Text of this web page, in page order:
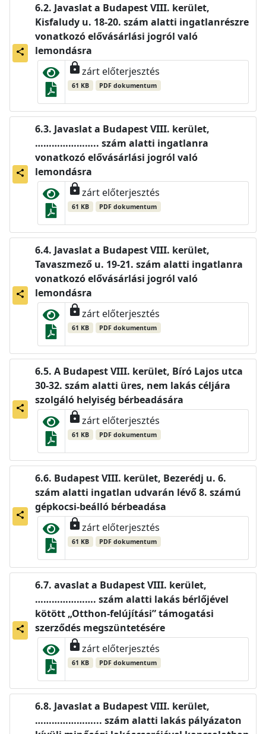
share
Javaslat a Budapest VIII. kerület,
Kisfaludy u. 18-20. szám alatti ingatlanrészre
vonatkozó elővásárlási jogról való
lemondásra
lockzárt előterjesztés
61 KB PDF dokumentum
share
Javaslat a Budapest VIII. kerület,
………………….. szám alatti ingatlanra
vonatkozó elővásárlási jogról való
lemondásra
lockzárt előterjesztés
61 KB PDF dokumentum
share
Javaslat a Budapest VIII. kerület,
Tavaszmező u. 19-21. szám alatti ingatlanra
vonatkozó elővásárlási jogról való
lemondásra
lockzárt előterjesztés
61 KB PDF dokumentum
share
A Budapest VIII. kerület, Bíró Lajos utca
30-32. szám alatti üres, nem lakás céljára
szolgáló helyiség bérbeadására
lockzárt előterjesztés
61 KB PDF dokumentum
share
Budapest VIII. kerület, Bezerédj u. 6.
szám alatti ingatlan udvarán lévő 8. számú
gépkocsi-beálló bérbeadása
lockzárt előterjesztés
61 KB PDF dokumentum
share
avaslat a Budapest VIII. kerület,
…………………. szám alatti lakás bérlőjével
kötött „Otthon-felújítási” támogatási
szerződés megszüntetésére
lockzárt előterjesztés
61 KB PDF dokumentum
Javaslat a Budapest VIII. kerület,
…………………... szám alatti lakás pályázaton